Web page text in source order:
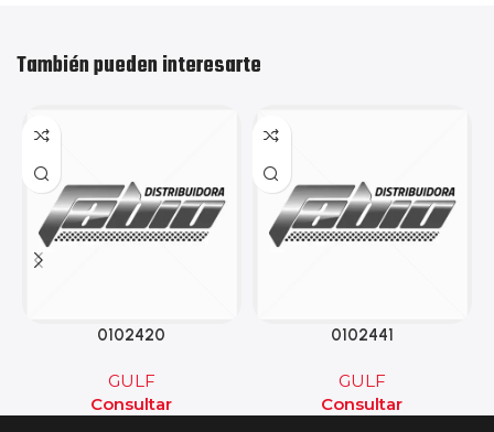
También pueden interesarte
0102420
GULF
Consultar
0102441
GULF
Consultar